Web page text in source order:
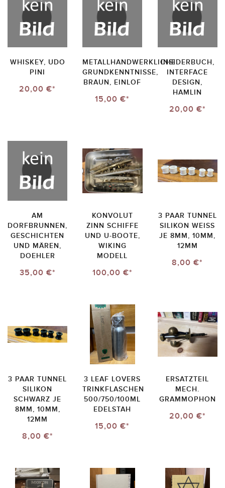
WHISKEY, UDO
PINI
20,00 €*
METALLHANDWERKLICHE
GRUNDKENNTNISSE,
BRAUN, EINLOF
15,00 €*
INSIDERBUCH,
INTERFACE
DESIGN,
HAMLIN
20,00 €*
AM
DORFBRUNNEN,
GESCHICHTEN
UND MÄREN,
DOEHLER
35,00 €*
KONVOLUT
ZINN SCHIFFE
UND U-BOOTE,
WIKING
MODELL
100,00 €*
3 PAAR TUNNEL
SILIKON WEISS J
E 8MM, 10MM, 1
2MM
8,00 €*
3 PAAR TUNNEL
SILIKON
SCHWARZ JE
8MM, 10MM,
12MM
8,00 €*
3 LEAF LOVERS
TRINKFLASCHEN
500/750/100ML
EDELSTAH
15,00 €*
ERSATZTEIL
MECH.
GRAMMOPHON
20,00 €*